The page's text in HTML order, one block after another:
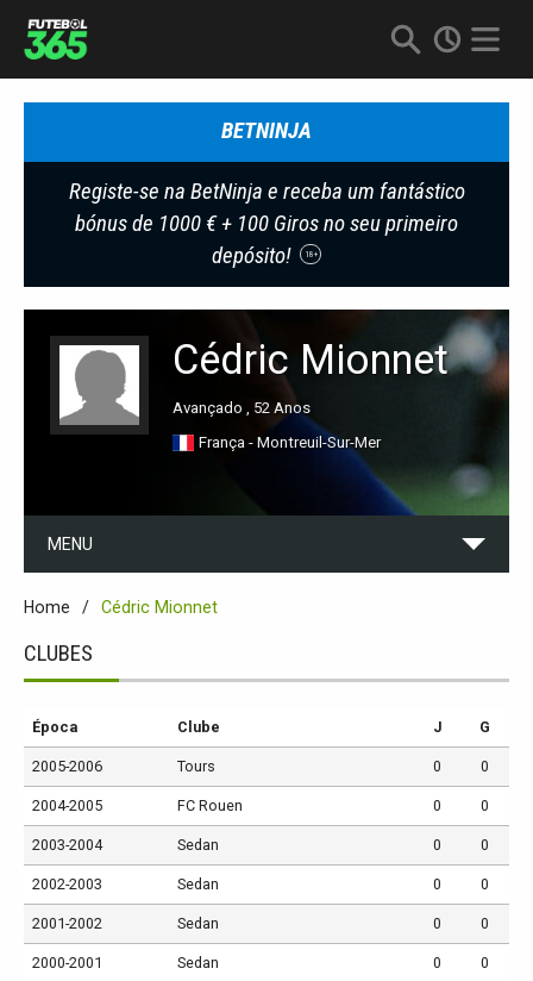
BETNINJA
Registe-se na BetNinja e receba um fantástico
bónus de 1000 € + 100 Giros no seu primeiro
depósito!
18+
Cédric Mionnet
Avançado , 52 Anos
França - Montreuil-Sur-Mer
MENU
Home Cédric Mionnet
CLUBES
Época Clube J G
2005-2006 Tours 0 0
2004-2005 FC Rouen 0 0
2003-2004 Sedan 0 0
2002-2003 Sedan 0 0
2001-2002 Sedan 0 0
2000-2001 Sedan 0 0